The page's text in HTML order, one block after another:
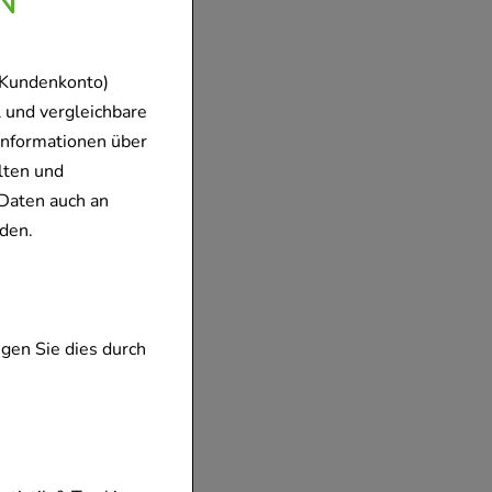
vergleichbare
über
und
auch an
Sie dies durch